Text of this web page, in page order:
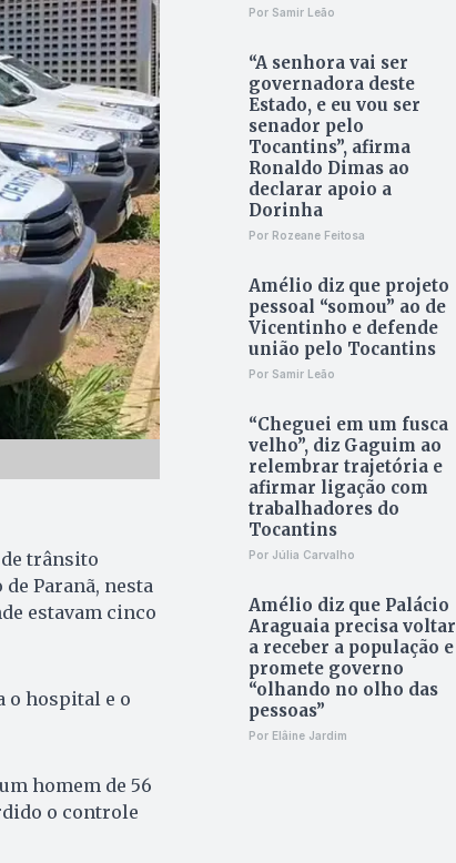
trânsito
Paranã, nesta
estavam cinco
o hospital e o
homem de 56
o controle
Por Samir Leão
“A senhora vai ser
governadora deste
Estado, e eu vou ser
senador pelo
Tocantins”, afirma
Ronaldo Dimas ao
declarar apoio a
Dorinha
Por Rozeane Feitosa
Amélio diz que projeto
pessoal “somou” ao de
Vicentinho e defende
união pelo Tocantins
Por Samir Leão
“Cheguei em um fusca
velho”, diz Gaguim ao
relembrar trajetória e
afirmar ligação com
trabalhadores do
Tocantins
Por Júlia Carvalho
Amélio diz que Palácio
Araguaia precisa voltar
a receber a população e
promete governo
“olhando no olho das
pessoas”
Por Elâine Jardim